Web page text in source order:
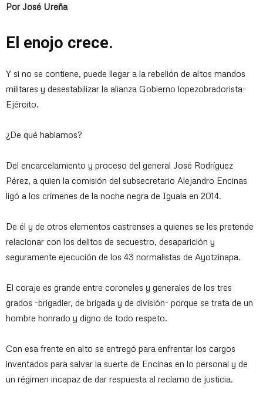
Por José Ureña
El enojo crece.
Y si no se contiene, puede llegar a la rebelión de altos mandos
militares y desestabilizar la alianza Gobierno lopezobradorista-
Ejército.
¿De qué hablamos?
Del encarcelamiento y proceso del general José Rodríguez
Pérez, a quien la comisión del subsecretario Alejandro Encinas
ligó a los crímenes de la noche negra de Iguala en 2014.
De él y de otros elementos castrenses a quienes se les pretende
relacionar con los delitos de secuestro, desaparición y
seguramente ejecución de los 43 normalistas de Ayotzinapa.
El coraje es grande entre coroneles y generales de los tres
grados -brigadier, de brigada y de división- porque se trata de un
hombre honrado y digno de todo respeto.
Con esa frente en alto se entregó para enfrentar los cargos
inventados para salvar la suerte de Encinas en lo personal y de
un régimen incapaz de dar respuesta al reclamo de justicia.